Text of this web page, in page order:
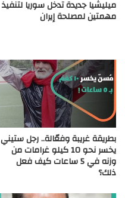
ميليشيا جديدة تدخل سوريا لتنفيذ
مهمتين لمصلحة إيران
بطريقة غريبة وفعّالة.. رجل ستيني
يخسر نحو 10 كيلو غرامات من
وزنه في 5 ساعات كيف فعل
ذلك؟